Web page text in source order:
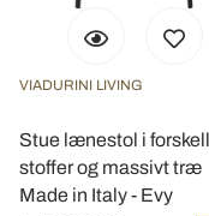
VIADURINI LIVING
Stue lænestol i
stoffer og massivt træ
Made in Italy - Evy